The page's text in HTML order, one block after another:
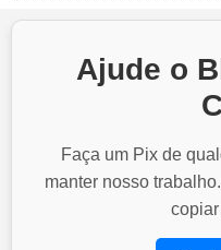
Ajude o
Faça um Pix de
manter nosso